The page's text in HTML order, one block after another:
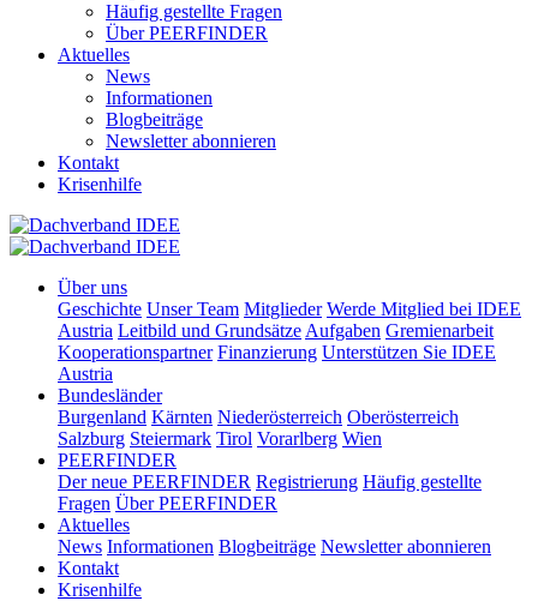
Häufig gestellte Fragen
Über PEERFINDER
Aktuelles
News
Informationen
Blogbeiträge
Newsletter abonnieren
Kontakt
Krisenhilfe
Über uns
Geschichte Unser Team Mitglieder Werde Mitglied bei IDEE
Austria Leitbild und Grundsätze Aufgaben Gremienarbeit
Kooperationspartner Finanzierung Unterstützen Sie IDEE
Austria
Bundesländer
Burgenland Kärnten Niederösterreich Oberösterreich
Salzburg Steiermark Tirol Vorarlberg Wien
PEERFINDER
Der neue PEERFINDER Registrierung Häufig gestellte
Fragen Über PEERFINDER
Aktuelles
News Informationen Blogbeiträge Newsletter abonnieren
Kontakt
Krisenhilfe